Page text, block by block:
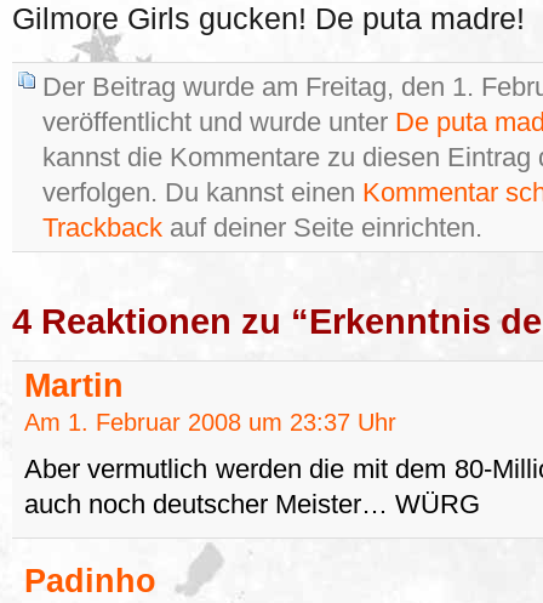
Gilmore Girls gucken! De puta madre!
Der Beitrag wurde am Freitag, den 1.
veröffentlicht und wurde unter De puta
kannst die Kommentare zu diesen
verfolgen. Du kannst einen Kommentar
Trackback auf deiner Seite einrichten.
4 Reaktionen zu “Erkenntnis
Martin
Am 1. Februar 2008 um 23:37 Uhr
Aber vermutlich werden die mit dem 80-
auch noch deutscher Meister… WÜRG
Padinho